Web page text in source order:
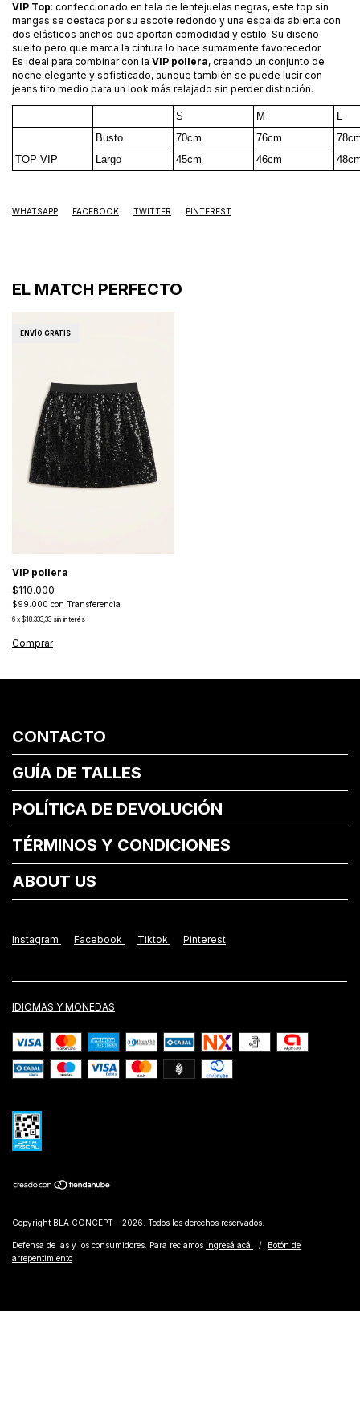
VIP Top: confeccionado en tela de lentejuelas negras, este top sin
mangas se destaca por su escote redondo y una espalda abierta con
dos elásticos anchos que aportan comodidad y estilo. Su diseño
suelto pero que marca la cintura lo hace sumamente favorecedor.
Es ideal para combinar con la VIP pollera, creando un conjunto de
noche elegante y sofisticado, aunque también se puede lucir con
jeans tiro medio para un look más relajado sin perder distinción.
S M L
TOP VIP
Busto 70cm 76cm
Largo
45cm 46cm
WHATSAPP FACEBOOK TWITTER PINTEREST
EL MATCH PERFECTO
ENVÍO GRATIS
VIP pollera
$110.000
$99.000 con Transferencia
6 x $18.333,33 sin interés
Comprar
CONTACTO
GUÍA DE TALLES
POLÍTICA DE DEVOLUCIÓN
TÉRMINOS Y CONDICIONES
ABOUT US
Instagram Facebook Tiktok Pinterest
IDIOMAS Y MONEDAS
Copyright BLA CONCEPT - 2026. Todos los derechos reservados.
Defensa de las y los consumidores. Para reclamos ingresá acá. /
Botón de
arrepentimiento